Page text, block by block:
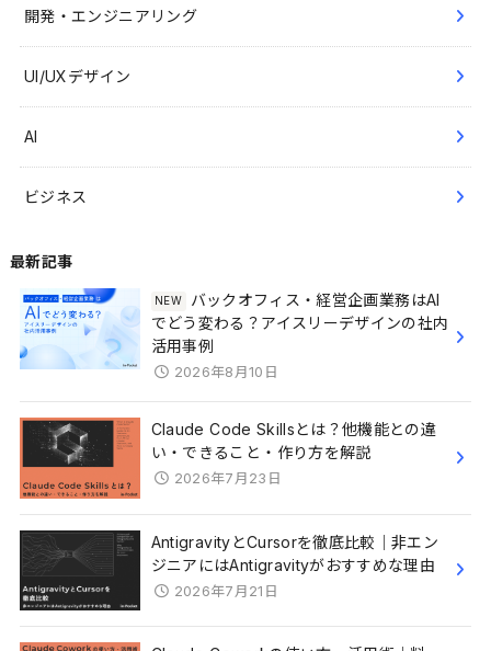
開発・エンジニアリング
UI/UXデザイン
AI
ビジネス
最新記事
バックオフィス・経営企画業務はAI
でどう変わる？アイスリーデザインの社内
活用事例
2026年8月10日
Claude Code Skillsとは？他機能との違
い・できること・作り方を解説
2026年7月23日
AntigravityとCursorを徹底比較｜非エン
ジニアにはAntigravityがおすすめな理由
2026年7月21日